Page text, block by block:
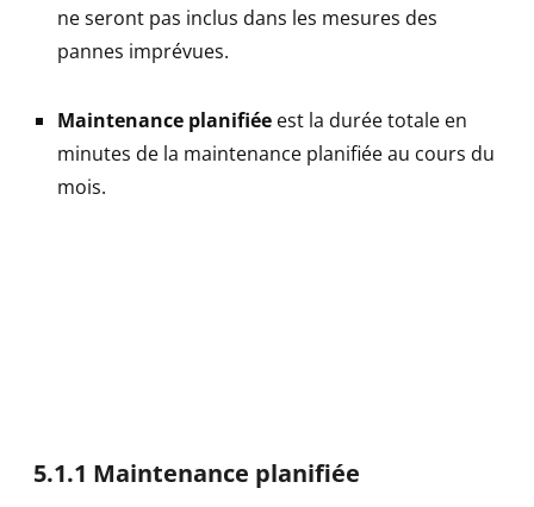
ne seront pas inclus dans les mesures des
pannes imprévues.
Maintenance planifiée est la durée totale en
minutes de la maintenance planifiée au cours du
mois.
5.1.1 Maintenance planifiée